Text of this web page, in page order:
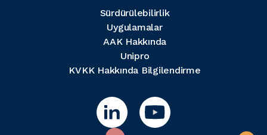
Sürdürülebilirlik
Uygulamalar
AAK Hakkında
Unipro
KVKK Hakkında Bilgilendirme